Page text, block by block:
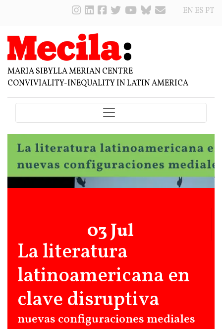
EN ES PT
MARIA SIBYLLA MERIAN CENTRE
CONVIVIALITY-INEQUALITY IN LATIN AMERICA
03 Jul
La literatura
latinoamericana en
clave disruptiva
nuevas configuraciones mediales